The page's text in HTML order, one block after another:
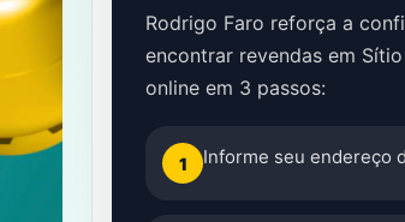
Rodrigo Faro reforça a
encontrar revendas em
online em 3 passos:
1 Informe seu endereço